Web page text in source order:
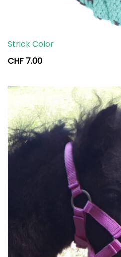
Strick Color
CHF 7.00